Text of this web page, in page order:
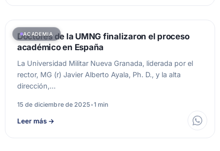
ACADEMIA
Doctores de la UMNG finalizaron el proceso
académico en España
La Universidad Militar Nueva Granada, liderada por el
rector, MG (r) Javier Alberto Ayala, Ph. D., y la alta
dirección,…
15 de diciembre de 2025•1 min
Leer más →